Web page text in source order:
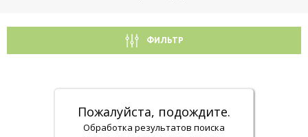
ФИЛЬТР
Пожалуйста, подождите.
Обработка результатов поиска